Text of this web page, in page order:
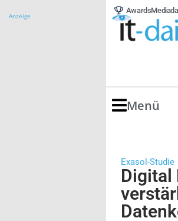
Anzeige
Awards
Menü
Exasol-Studie
Digital